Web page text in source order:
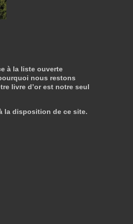
à la liste ouverte
nous restons
livre d’or est notre seul
la disposition de ce site.